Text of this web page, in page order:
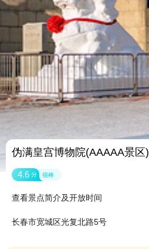
伪满皇宫博物院(AAAAA景区)
4.6 分 很棒
查看景点简介及开放时间
长春市宽城区光复北路5号